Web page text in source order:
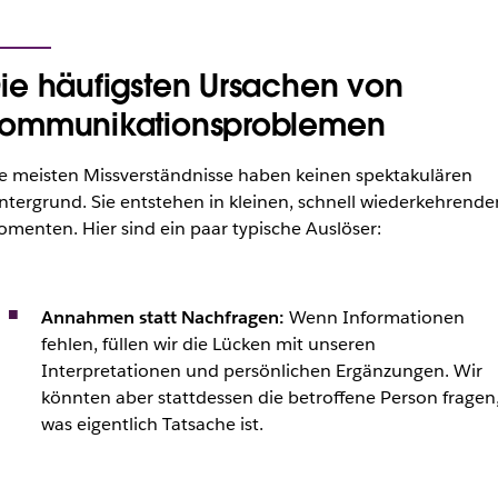
häufigsten Ursachen von
meisten Missverständnisse haben keinen spektakulären
Sie entstehen in kleinen, schnell
Hier sind ein paar typische Auslöser:
Annahmen statt Nachfragen: Wenn Informationen
fehlen, füllen wir die Lücken mit unseren
Interpretationen und persönlichen Ergänzungen. Wir
könnten aber stattdessen die betroffene Person
was eigentlich Tatsache ist.